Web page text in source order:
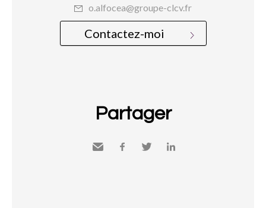
o.alfocea@groupe-clcv.fr
Contactez-moi
Partager